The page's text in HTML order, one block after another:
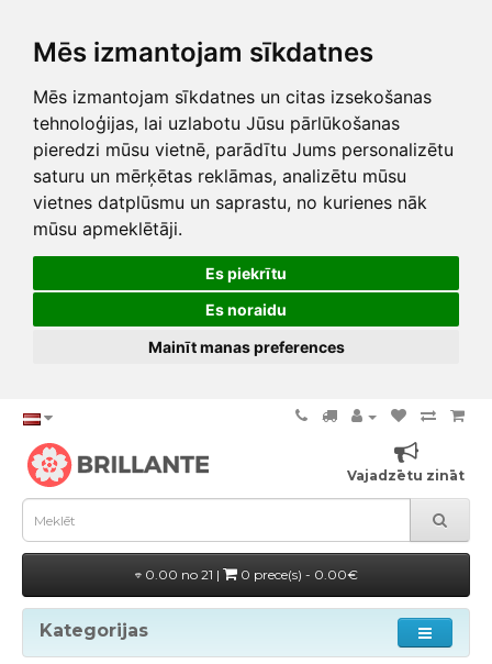
Mēs izmantojam sīkdatnes
Mēs izmantojam sīkdatnes un citas izsekošanas
tehnoloģijas, lai uzlabotu Jūsu pārlūkošanas
pieredzi mūsu vietnē, parādītu Jums personalizētu
saturu un mērķētas reklāmas, analizētu mūsu
vietnes datplūsmu un saprastu, no kurienes nāk
mūsu apmeklētāji.
Es piekrītu
Es noraidu
Mainīt manas preferences
Vajadzētu zināt
0.00 no 21 | 0 prece(s) - 0.00€
Kategorijas